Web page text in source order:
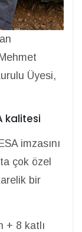
Üyesi,
kalitesi
imzasını
çok özel
bir
+ 8 katlı